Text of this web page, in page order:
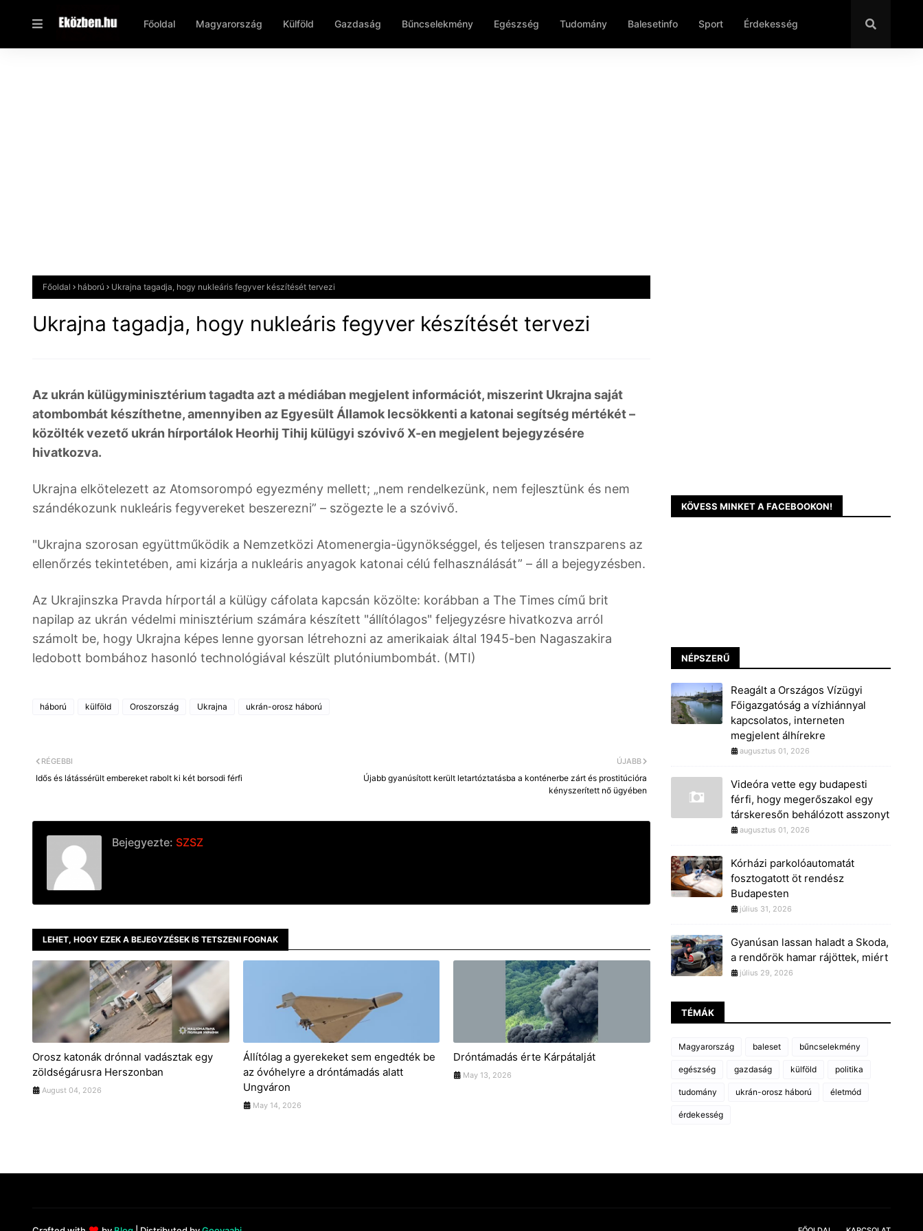
Főoldal Magyarország Külföld Gazdaság Bűncselekmény Egészség Tudomány Balesetinfo Sport Érdekesség
Főoldal háború Ukrajna tagadja, hogy nukleáris fegyver készítését tervezi
Ukrajna tagadja, hogy nukleáris fegyver készítését tervezi
Az ukrán külügyminisztérium tagadta azt a médiában megjelent információt, miszerint Ukrajna saját
atombombát készíthetne, amennyiben az Egyesült Államok lecsökkenti a katonai segítség mértékét –
közölték vezető ukrán hírportálok Heorhij Tihij külügyi szóvivő X-en megjelent bejegyzésére
hivatkozva.
Ukrajna elkötelezett az Atomsorompó egyezmény mellett; „nem rendelkezünk, nem fejlesztünk és nem
szándékozunk nukleáris fegyvereket beszerezni” – szögezte le a szóvivő.
"Ukrajna szorosan együttműködik a Nemzetközi Atomenergia-ügynökséggel, és teljesen transzparens az
ellenőrzés tekintetében, ami kizárja a nukleáris anyagok katonai célú felhasználását” – áll a bejegyzésben.
Az Ukrajinszka Pravda hírportál a külügy cáfolata kapcsán közölte: korábban a The Times című brit
napilap az ukrán védelmi minisztérium számára készített "állítólagos" feljegyzésre hivatkozva arról
számolt be, hogy Ukrajna képes lenne gyorsan létrehozni az amerikaiak által 1945-ben Nagaszakira
ledobott bombához hasonló technológiával készült plutóniumbombát. (MTI)
háború külföld Oroszország Ukrajna ukrán-orosz háború
ÚJABB
Újabb gyanúsított került letartóztatásba a konténerbe zárt és prostitúcióra
kényszerített nő ügyében
RÉGEBBI
Idős és látássérült embereket rabolt ki két borsodi férfi
Bejegyezte: SZSZ
LEHET, HOGY EZEK A BEJEGYZÉSEK IS TETSZENI FOGNAK
Orosz katonák drónnal vadásztak egy
zöldségárusra Herszonban
August 04, 2026
Állítólag a gyerekeket sem engedték be
az óvóhelyre a dróntámadás alatt
Ungváron
May 14, 2026
Dróntámadás érte Kárpátalját
May 13, 2026
KÖVESS MINKET A FACEBOOKON!
NÉPSZERŰ
Reagált a Országos Vízügyi
Főigazgatóság a vízhiánnyal
kapcsolatos, interneten
megjelent álhírekre
augusztus 01, 2026
Videóra vette egy budapesti
férfi, hogy megerőszakol egy
társkeresőn behálózott asszonyt
augusztus 01, 2026
Kórházi parkolóautomatát
fosztogatott öt rendész
Budapesten
július 31, 2026
Gyanúsan lassan haladt a Skoda,
a rendőrök hamar rájöttek, miért
július 29, 2026
TÉMÁK
Magyarország baleset bűncselekmény
egészség gazdaság külföld politika
tudomány ukrán-orosz háború életmód
érdekesség